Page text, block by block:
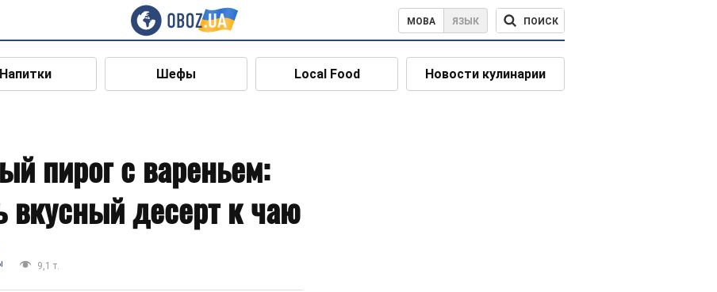
МОВА ЯЗЫК ПОИСК
Напитки Шефы Local Food Новости кулинарии
пирог с вареньем:
вкусный десерт к чаю
9,1 т.